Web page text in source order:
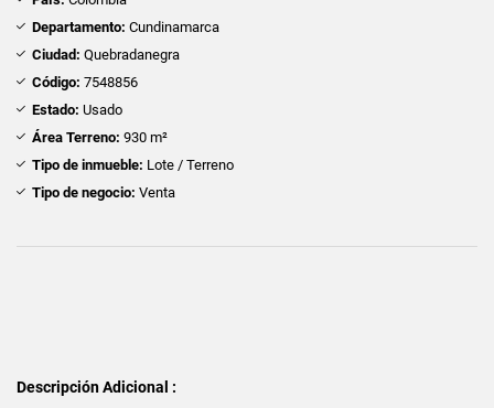
Departamento: Cundinamarca
Ciudad: Quebradanegra
Código: 7548856
Estado: Usado
Área Terreno: 930 m²
Tipo de inmueble: Lote / Terreno
Tipo de negocio: Venta
Descripción Adicional :